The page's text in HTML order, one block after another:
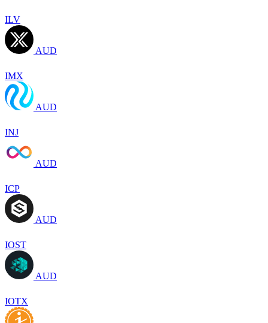
ILV
AUD
IMX
AUD
INJ
AUD
ICP
AUD
IOST
AUD
IOTX